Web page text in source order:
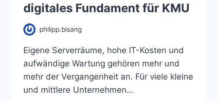
digitales Fundament für KMU
philipp.bisang
Eigene Serverräume, hohe IT-Kosten und
aufwändige Wartung gehören mehr und
mehr der Vergangenheit an. Für viele kleine
und mittlere Unternehmen…